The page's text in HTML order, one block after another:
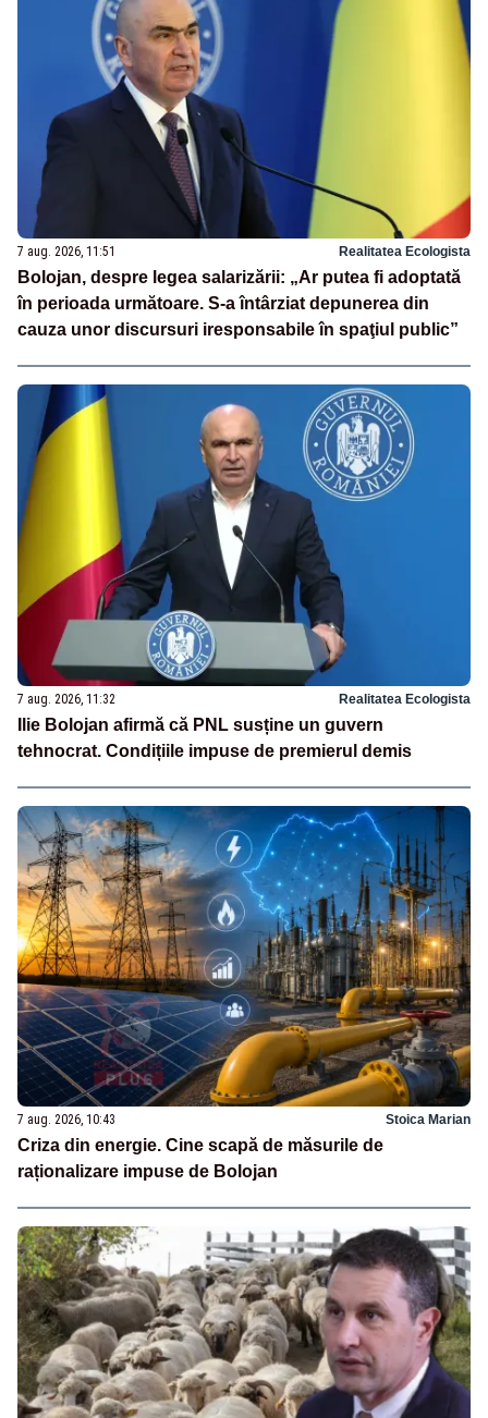
7 aug. 2026, 11:51 Realitatea Ecologista
Bolojan, despre legea salarizării: „Ar putea fi adoptată
în perioada următoare. S-a întârziat depunerea din
cauza unor discursuri iresponsabile în spaţiul public”
7 aug. 2026, 11:32 Realitatea Ecologista
Ilie Bolojan afirmă că PNL susține un guvern
tehnocrat. Condițiile impuse de premierul demis
7 aug. 2026, 10:43 Stoica Marian
Criza din energie. Cine scapă de măsurile de
raționalizare impuse de Bolojan